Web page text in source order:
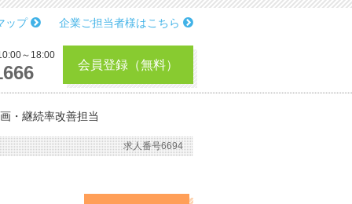
ップ 企業ご担当者様はこちら
～18:00
会員登録（無料）
・継続率改善担当
求人番号6694